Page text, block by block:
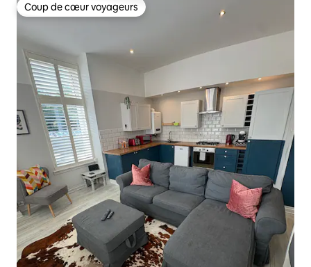
Coup de cœur voyageurs
Coup de cœur voyageurs